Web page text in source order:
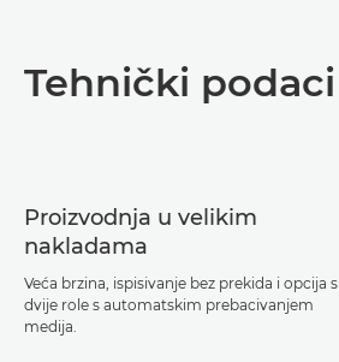
Tehnički podaci
Preuzimanje PDF-a
Tehnički podaci
Proizvodnja u velikim
nakladama
Veća brzina, ispisivanje bez prekida i opcija s
dvije role s automatskim prebacivanjem
medija.